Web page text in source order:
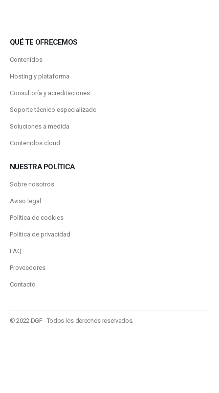
QUÉ TE OFRECEMOS
Contenidos
Hosting y plataforma
Consultoría y acreditaciones
Soporte técnico especializado
Soluciones a medida
Contenidos.cloud
NUESTRA POLÍTICA
Sobre nosotros
Aviso legal
Política de cookies
Politica de privacidad
FAQ
Proveedores
Contacto
© 2022 DGF - Todos los derechos reservados.